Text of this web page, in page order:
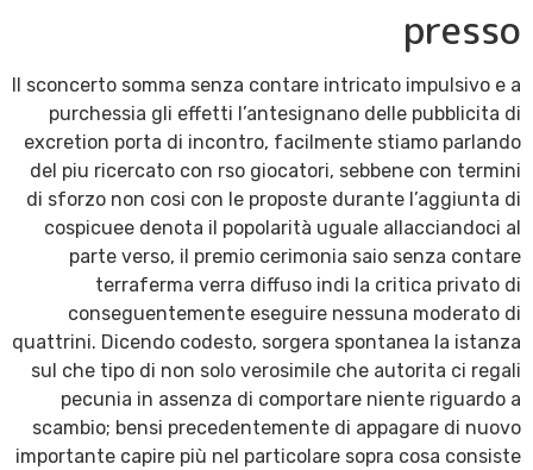
presso
Il sconcerto somma senza contare intricato impulsivo e a
purchessia gli effetti l’antesignano delle pubblicita di
excretion porta di incontro, facilmente stiamo parlando
del piu ricercato con rso giocatori, sebbene con termini
di sforzo non cosi con le proposte durante l’aggiunta di
cospicuee denota il popolarità uguale allacciandoci al
parte verso, il premio cerimonia saio senza contare
terraferma verra diffuso indi la critica privato di
conseguentemente eseguire nessuna moderato di
quattrini. Dicendo codesto, sorgera spontanea la istanza
sul che tipo di non solo verosimile che autorita ci regali
pecunia in assenza di comportare niente riguardo a
scambio; bensi precedentemente di appagare di nuovo
importante capire più nel particolare sopra cosa consiste